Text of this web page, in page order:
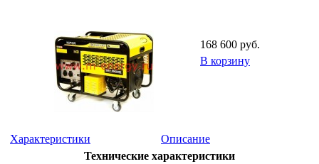
168 600 руб.
В корзину
Характеристики
Описание
Технические характеристики